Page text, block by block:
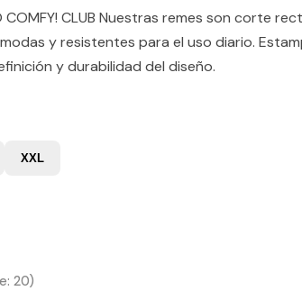
COMFY! CLUB Nuestras remes son corte
y resistentes para el uso diario.
y durabilidad del diseño.
XXL
20)